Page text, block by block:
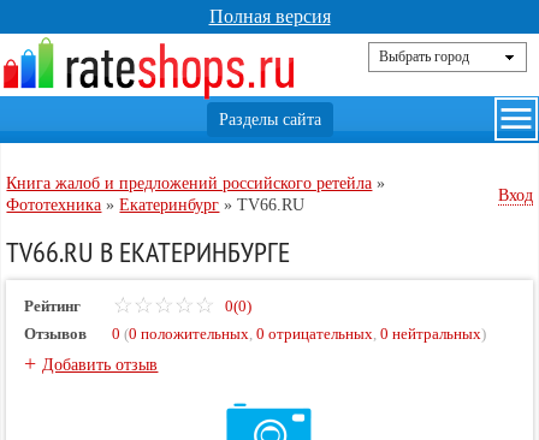
Полная версия
Книга жалоб и предложений российского ретейла »
Фототехника »Екатеринбург »TV66.RU
Вход
TV66.RU В ЕКАТЕРИНБУРГЕ
Рейтинг
0(0)
Отзывов
0 (0 положительных,0 отрицательных,0 нейтральных)
+Добавить отзыв